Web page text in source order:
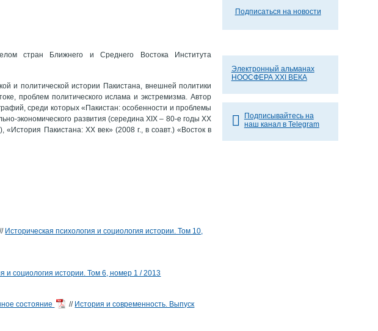
стран Ближнего и Среднего Востока Института
и политической истории Пакистана, внешней политики
проблем политического ислама и экстремизма. Автор
среди которых «Пакистан: особенности и проблемы
экономического развития (середина ХIХ – 80-е годы ХХ
Пакистана: ХХ век» (2008 г., в соавт.) «Восток в
// Историческая психология и социология истории. Том 10,
и социология истории. Том 6, номер 1 / 2013
состояние
// История и современность. Выпуск
Подписаться на новости
Электронный альманах
НООСФЕРА XXI ВЕКА
Подписывайтесь на
наш канал в Telegram